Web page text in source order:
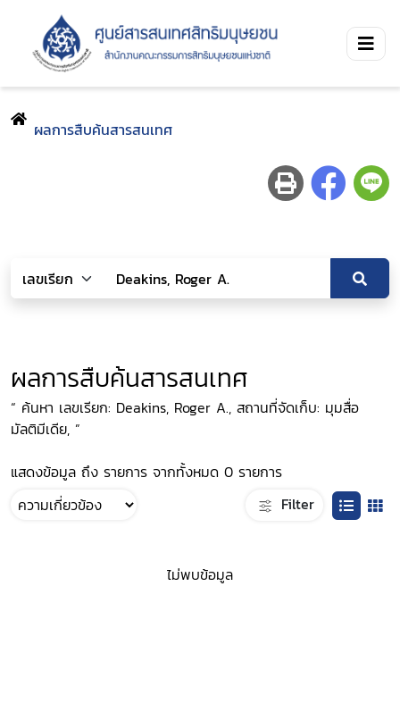
ผลการสืบค้นสารสนเทศ
ผลการสืบค้นสารสนเทศ
“ ค้นหา เลขเรียก: Deakins, Roger A., สถานที่จัดเก็บ: มุมสื่อ
มัลติมีเดีย, ”
แสดงข้อมูล ถึง รายการ จากทั้งหมด 0 รายการ
Filter
ไม่พบข้อมูล